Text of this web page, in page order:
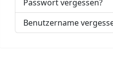
Passwort vergessen?
Benutzername